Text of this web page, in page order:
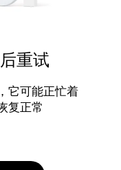
重试
它可能正忙着
复正常